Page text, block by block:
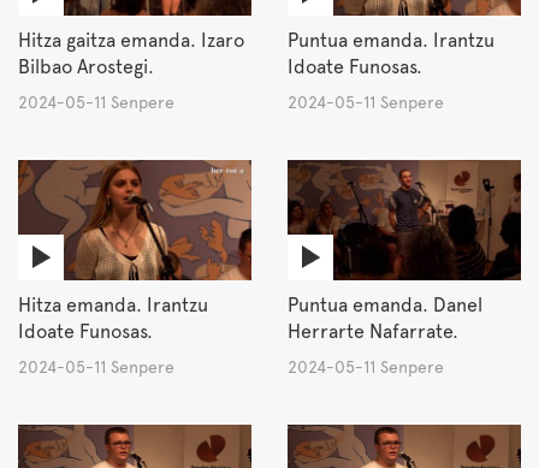
Hitza gaitza emanda. Izaro
Bilbao Arostegi.
2024-05-11 Senpere
Puntua emanda. Irantzu
Idoate Funosas.
2024-05-11 Senpere
Hitza emanda. Irantzu
Idoate Funosas.
2024-05-11 Senpere
Puntua emanda. Danel
Herrarte Nafarrate.
2024-05-11 Senpere